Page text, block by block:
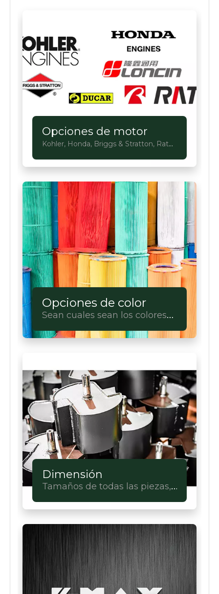
Opciones de motor
Kohler, Honda, Briggs & Stratton, Rato,
Opciones de color
Sean cuales sean los colores
haremos realidad.
Dimensión
Tamaños de todas las piezas,
completa.